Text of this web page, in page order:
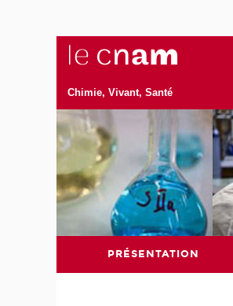
Chimie, Vivant, Santé
PRÉSENTATION